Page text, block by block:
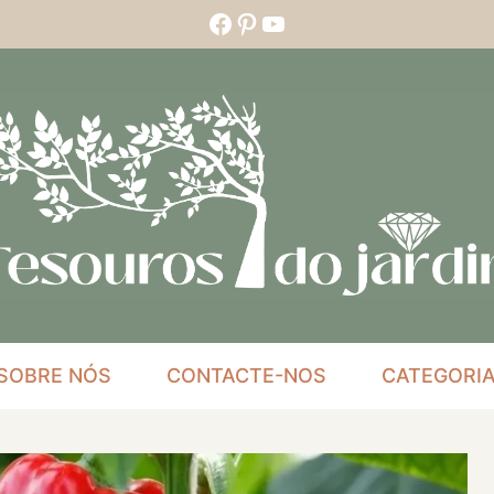
Facebook
Pinterest
YouTube
NÓS CONTACTE-NOS